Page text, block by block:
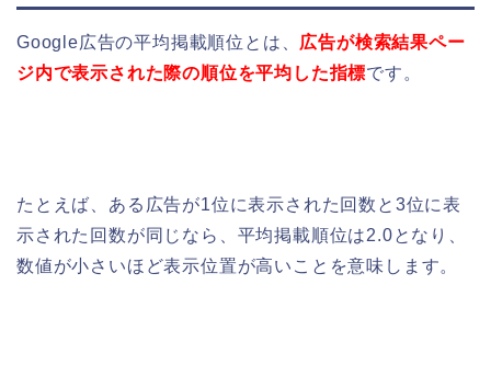
Google広告の平均掲載順位とは、 広告が検索結果ペー
ジ内で表示された際の順位を平均した指標です。
たとえば、ある広告が1位に表示された回数と3位に表
示された回数が同じなら、平均掲載順位は2.0となり、
数値が小さいほど表示位置が高いことを意味します。